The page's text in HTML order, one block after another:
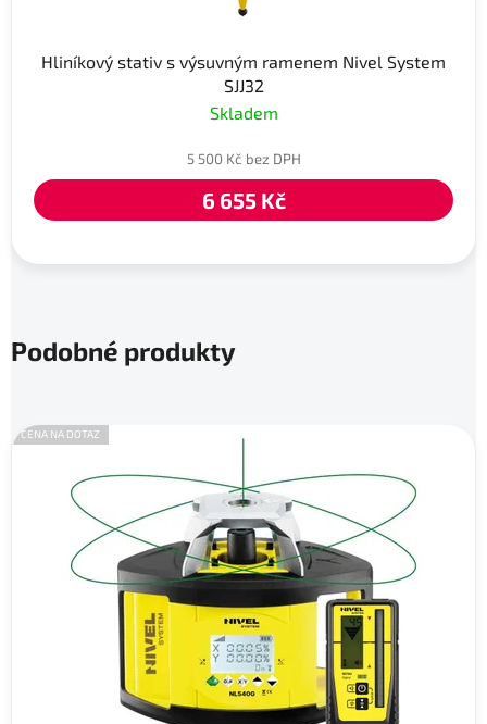
Hliníkový stativ s výsuvným ramenem Nivel System
SJJ32
Skladem
5 500 Kč bez DPH
6 655 Kč
Podobné produkty
CENA NA DOTAZ